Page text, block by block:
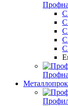
С
С
С
С
С